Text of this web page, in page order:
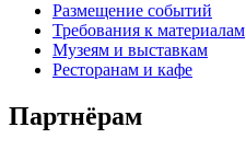
Размещение событий
Требования к материалам
Музеям и выставкам
Ресторанам и кафе
Партнёрам